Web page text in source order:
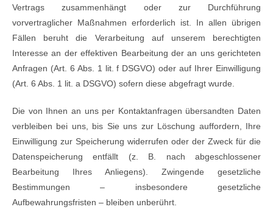
Vertrags zusammenhängt oder zur Durchführung
vorvertraglicher Maßnahmen erforderlich ist. In allen übrigen
Fällen beruht die Verarbeitung auf unserem berechtigten
Interesse an der effektiven Bearbeitung der an uns gerichteten
Anfragen (Art. 6 Abs. 1 lit. f DSGVO) oder auf Ihrer Einwilligung
(Art. 6 Abs. 1 lit. a DSGVO) sofern diese abgefragt wurde.
Die von Ihnen an uns per Kontaktanfragen übersandten Daten
verbleiben bei uns, bis Sie uns zur Löschung auffordern, Ihre
Einwilligung zur Speicherung widerrufen oder der Zweck für die
Datenspeicherung entfällt (z. B. nach abgeschlossener
Bearbeitung Ihres Anliegens). Zwingende gesetzliche
Bestimmungen – insbesondere gesetzliche
Aufbewahrungsfristen – bleiben unberührt.